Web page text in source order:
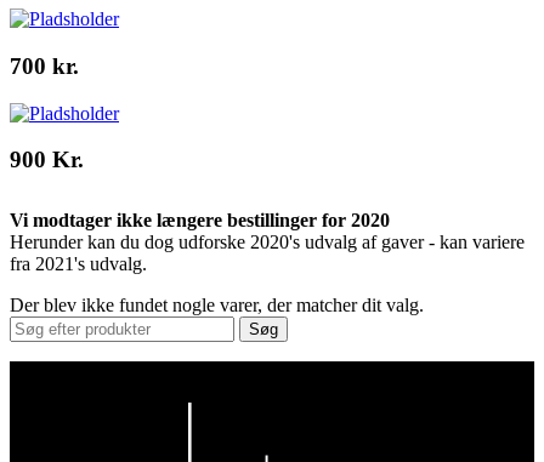
700 kr.
900 Kr.
Vi modtager ikke længere bestillinger for 2020
Herunder kan du dog udforske 2020's udvalg af gaver - kan variere
fra 2021's udvalg.
Der blev ikke fundet nogle varer, der matcher dit valg.
Søg